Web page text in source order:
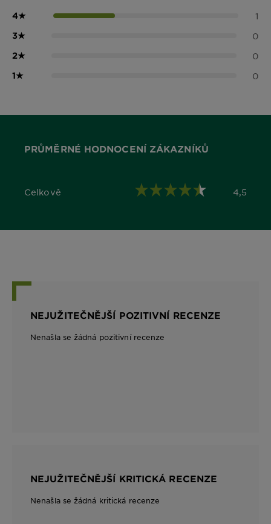
4★ 1
3★ 0
2★ 0
1★ 0
PRŮMĚRNÉ HODNOCENÍ ZÁKAZNÍKŮ
Celkově
4,5 out of 5 stars 4,5
NEJUŽITEČNĚJŠÍ POZITIVNÍ RECENZE
Nenašla se žádná pozitivní recenze
NEJUŽITEČNĚJŠÍ KRITICKÁ RECENZE
Nenašla se žádná kritická recenze